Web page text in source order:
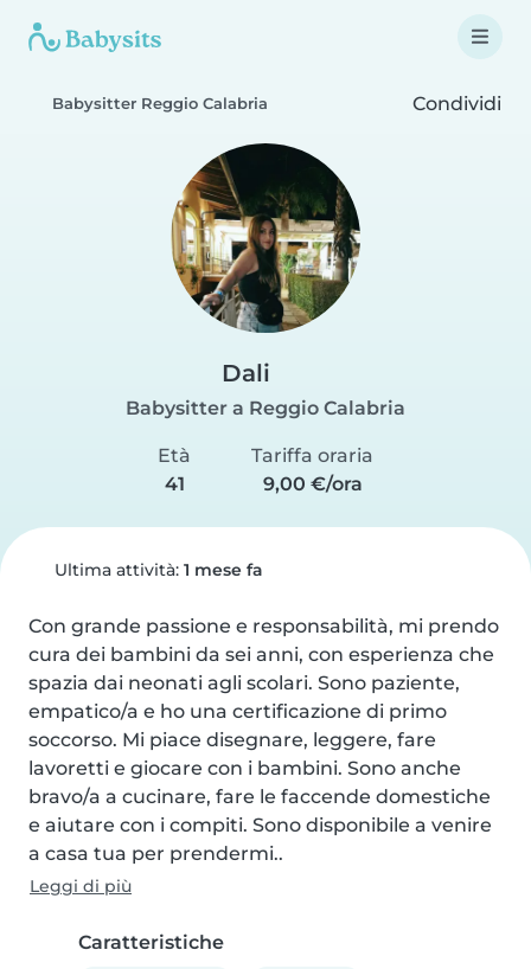
Babysitter Reggio Calabria Condividi
Dali
Babysitter a Reggio Calabria
Età
41
Tariffa oraria
9,00 €/ora
Ultima attività: 1 mese fa
Con grande passione e responsabilità, mi prendo
cura dei bambini da sei anni, con esperienza che
spazia dai neonati agli scolari. Sono paziente,
empatico/a e ho una certificazione di primo
soccorso. Mi piace disegnare, leggere, fare
lavoretti e giocare con i bambini. Sono anche
bravo/a a cucinare, fare le faccende domestiche
e aiutare con i compiti. Sono disponibile a venire
a casa tua per prendermi..
Leggi di più
Caratteristiche